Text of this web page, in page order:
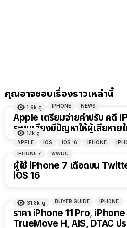
คุณอาจชอบเรื่องราวเหล่านี้
1.6k ดู IPHONE NEWS
Apple เตรียมจ่ายค่าปรับ คดี
ระบบเสียงมีปัญหาให้ผู้เสียหาย
1.1k ดู
APPLE
IOS IOS 16 IPHONE
IPHONE 7
WWDC
ผู้ใช้ iPhone 7 เดือดบน
iOS 16
31.8k ดู BUYER GUIDE IPHONE
ราคา iPhone 11 Pro,
TrueMove H, AIS, DTAC ป